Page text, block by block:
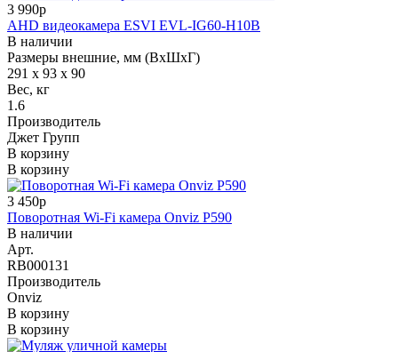
3 990р
AHD видеокамера ESVI EVL-IG60-H10B
В наличии
Размеры внешние, мм (ВхШхГ)
291 x 93 x 90
Вес, кг
1.6
Производитель
Джет Групп
В корзину
В корзину
3 450р
Поворотная Wi-Fi камера Onviz P590
В наличии
Арт.
RB000131
Производитель
Onviz
В корзину
В корзину